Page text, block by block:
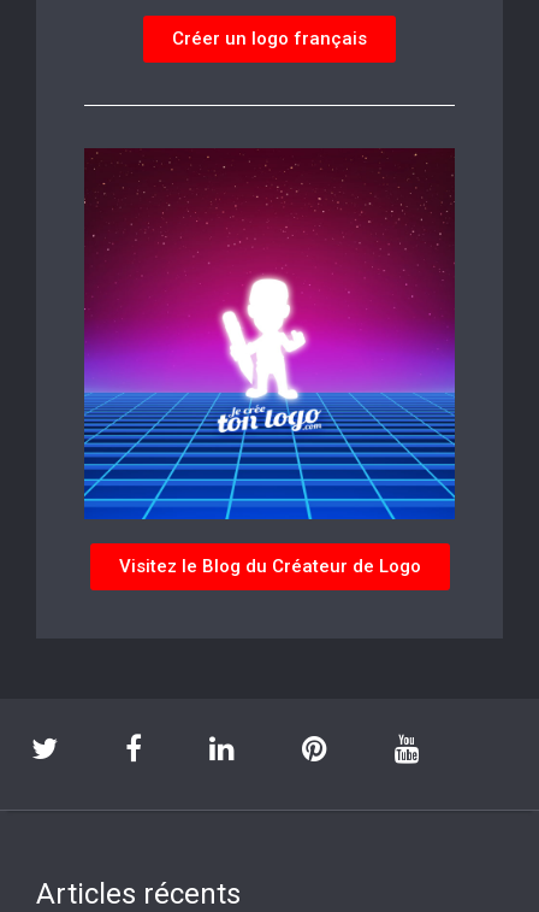
Créer un logo français
Visitez le Blog du Créateur de Logo
Articles récents